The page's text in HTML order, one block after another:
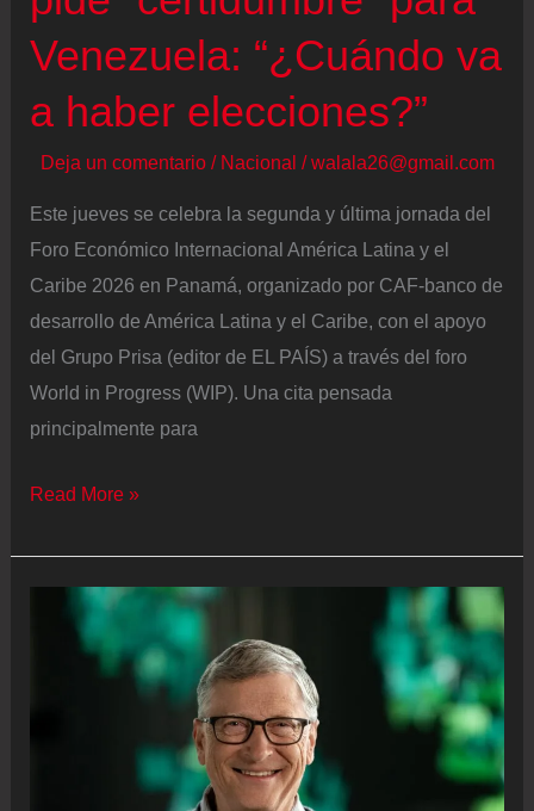
nuestra
realidad
Venezuela: “¿Cuándo va
a haber elecciones?”
Deja un comentario / Nacional /walala26@gmail.com
Este jueves se celebra la segunda y última jornada del
Foro Económico Internacional América Latina y el
Caribe 2026 en Panamá, organizado por CAF-banco de
desarrollo de América Latina y el Caribe, con el apoyo
del Grupo Prisa (editor de EL PAÍS) a través del foro
World in Progress (WIP). Una cita pensada
principalmente para
Juan
Santos
“certidumbre”
Read More »